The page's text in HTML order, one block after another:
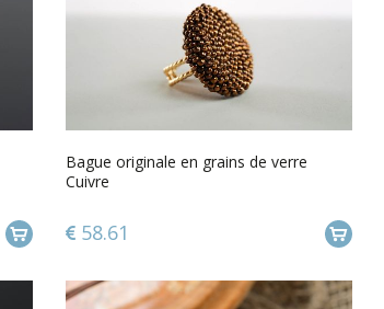
Bague originale en grains de verre
Cuivre
58.61